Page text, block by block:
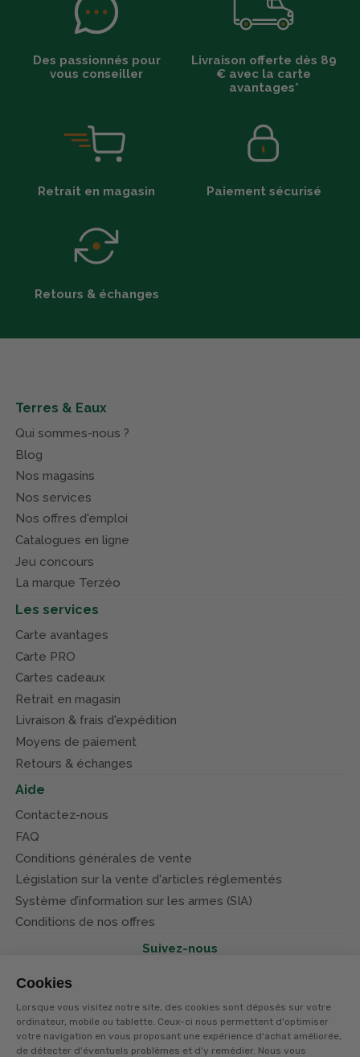
Cookies
Lorsque vous visitez notre site, des cookies sont déposés sur votre
ordinateur, mobile ou tablette. Ceux-ci nous permettent d'optimiser
votre navigation en vous proposant une expérience d'achat améliorée,
de détecter d'éventuels problèmes et d'y remédier. Nous vous
Des passionnés pour
vous conseiller
Livraison offerte dès 89
€ avec la carte
avantages*
Retrait en magasin Paiement sécurisé
Retours & échanges
Terres & Eaux
Qui sommes-nous ?
Blog
Nos magasins
Nos services
Nos offres d'emploi
Catalogues en ligne
Jeu concours
La marque Terzéo
Les services
Carte avantages
Carte PRO
Cartes cadeaux
Retrait en magasin
Livraison & frais d'expédition
Moyens de paiement
Retours & échanges
Aide
Contactez-nous
FAQ
Conditions générales de vente
Législation sur la vente d'articles réglementés
Système d’information sur les armes (SIA)
Conditions de nos offres
Suivez-nous
© Terres et eaux 2026
Politique de confidentialité